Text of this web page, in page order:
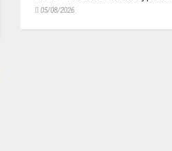
05/08/2026